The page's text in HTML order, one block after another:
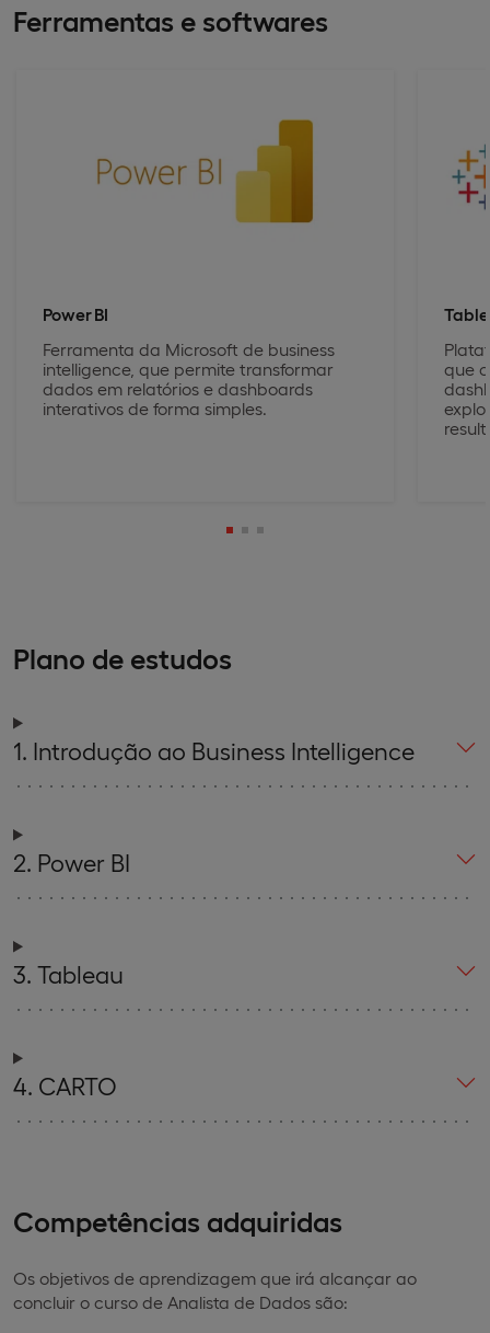
Ferramentas e softwares
Power BI
Ferramenta da Microsoft de business
intelligence, que permite transformar
dados em relatórios e dashboards
interativos de forma simples.
que
Plano de estudos
1. Introdução ao Business Intelligence
2. Power BI
3. Tableau
4. CARTO
Competências adquiridas
Os objetivos de aprendizagem que irá alcançar ao
concluir o curso de Analista de Dados são: